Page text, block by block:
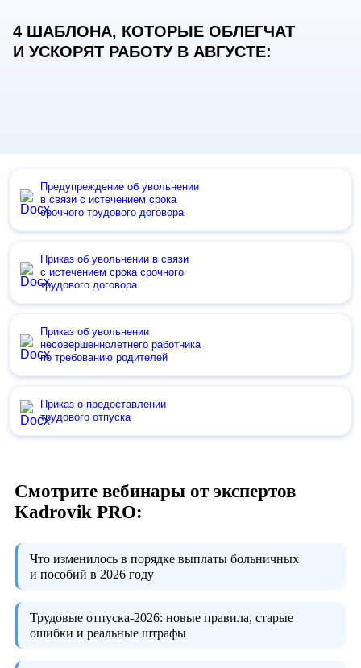
4 ШАБЛОНА, КОТОРЫЕ ОБЛЕГЧАТ
И УСКОРЯТ РАБОТУ В АВГУСТЕ:
Предупреждение об увольнении
в связи с истечением срока
срочного трудового договора
Приказ об увольнении в связи
с истечением срока срочного
трудового договора
Приказ об увольнении
несовершеннолетнего работника
по требованию родителей
Приказ о предоставлении
трудового отпуска
Смотрите вебинары от экспертов
Kadrovik PRO:
Что изменилось в порядке выплаты больничных
и пособий в 2026 году
Трудовые отпуска-2026: новые правила, старые
ошибки и реальные штрафы